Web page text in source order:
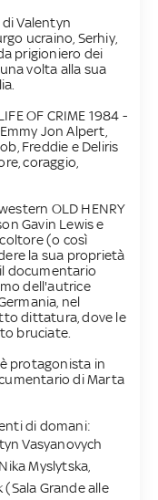
di Valentyn
ucraino, Serhiy,
prigioniero dei
volta alla sua
OF CRIME 1984 -
Jon Alpert,
Freddie e Deliris
coraggio,
OLD HENRY
Gavin Lewis e
(o così
la sua proprietà
documentario
dell'autrice
nel
dittatura, dove le
bruciate.
protagonista in
di Marta
di domani:
Vasyanovych
Myslytska,
(Sala Grande alle